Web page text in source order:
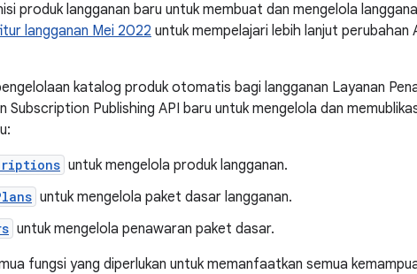
produk langganan baru untuk membuat dan mengelola
langganan Mei 2022 untuk mempelajari lebih lanjut perubahan
katalog produk otomatis bagi langganan Layanan
Subscription Publishing API baru untuk mengelola dan
untuk mengelola produk langganan.
untuk mengelola paket dasar langganan.
untuk mengelola penawaran paket dasar.
fungsi yang diperlukan untuk memanfaatkan semua